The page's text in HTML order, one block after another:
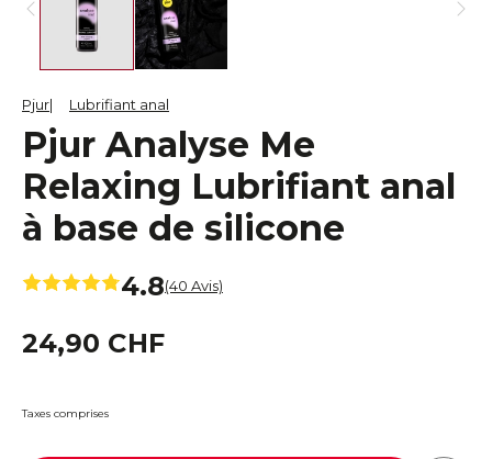
Pjur Lubrifiant anal
Pjur Analyse Me
Relaxing Lubrifiant anal
à base de silicone
4.8(40 Avis)
24,90 CHF
Taxes comprises